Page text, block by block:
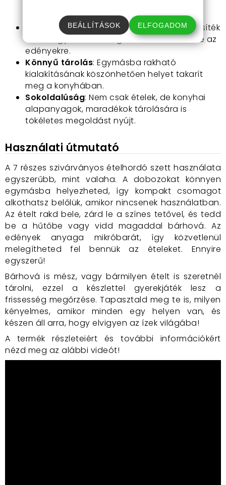
egyszerre tudsz előkészíteni.
Tartósság: A strapabíró műanyag a biztosíték
arra, hogy hosszú ideig számíthatsz ezekre az
edényekre.
Könnyű tárolás: Egymásba rakható
kialakításának köszönhetően helyet takarít
meg a konyhában.
Sokoldalúság: Nem csak ételek, de konyhai
alapanyagok, maradékok tárolására is
tökéletes megoldást nyújt.
Használati útmutató
A 7 részes szivárványos ételhordó szett használata
egyszerűbb, mint valaha. A dobozokat könnyen
egymásba helyezheted, így kompakt csomagot
alkothatsz belőlük, amikor nincsenek használatban.
Az ételt rakd bele, zárd le a színes tetővel, és tedd
be a hűtőbe vagy vidd magaddal bárhová. Az
edények anyaga mikróbarát, így közvetlenül
melegítheted fel bennük az ételeket. Ennyire
egyszerű!
Bárhová is mész, vagy bármilyen ételt is szeretnél
tárolni, ezzel a készlettel gyerekjáték lesz a
frissesség megőrzése. Tapasztald meg te is, milyen
kényelmes, amikor minden egy helyen van, és
készen áll arra, hogy elvigyen az ízek világába!
A termék részleteiért és további információkért
nézd meg az alábbi videót!
BEÁLLÍTÁSOK ELFOGADOM